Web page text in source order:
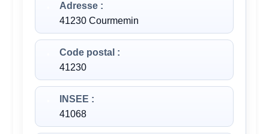
Adresse :
41230 Courmemin
Code postal :
41230
INSEE :
41068